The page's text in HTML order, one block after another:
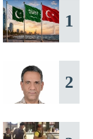
1
2